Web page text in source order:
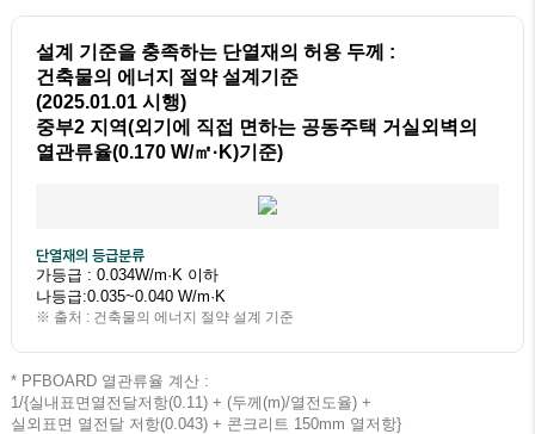
설계 기준을 충족하는 단열재의 허용 두께 :
건축물의 에너지 절약 설계기준
(2025.01.01 시행)
중부2 지역(외기에 직접 면하는 공동주택 거실외벽의
열관류율(0.170 W/㎡·K)기준)
단열재의 등급분류
가등급 : 0.034W/m·K 이하
나등급:0.035~0.040 W/m·K
※ 출처 : 건축물의 에너지 절약 설계 기준
* PFBOARD 열관류율 계산 :
1/{실내표면열전달저항(0.11) + (두께(m)/열전도율) +
실외표면 열전달 저항(0.043) + 콘크리트 150mm 열저항}